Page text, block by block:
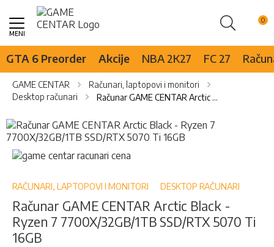
Pretraži
Skip
Content
GTA 6 Preorder Akcije NBA 2K27 FC 27
GAME CENTAR
Računari, laptopovi i monitori
Desktop računari
Računar GAME CENTAR Arctic Black - Ryzen 7 7700X/32GB/1TB SSD/RTX 5070 Ti 16GB
Skip
to
the
end
the
images
gallery
Skip
to
beginning
the
images
gallery
RAČUNARI, LAPTOPOVI I MONITORI DESKTOP RAČUNARI
Računar GAME CENTAR Arctic Black -
Ryzen 7 7700X/32GB/1TB SSD/RTX 5070 Ti
16GB